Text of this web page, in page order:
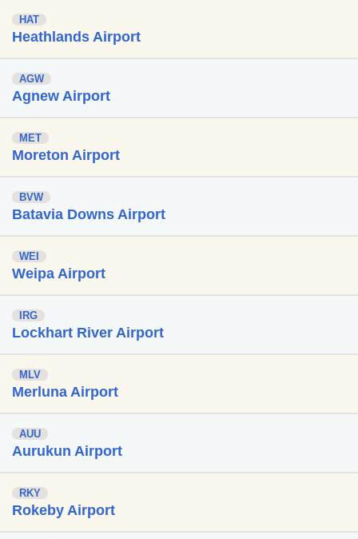
HAT
Heathlands Airport
AGW
Agnew Airport
MET
Moreton Airport
BVW
Batavia Downs Airport
WEI
Weipa Airport
IRG
Lockhart River Airport
MLV
Merluna Airport
AUU
Aurukun Airport
RKY
Rokeby Airport